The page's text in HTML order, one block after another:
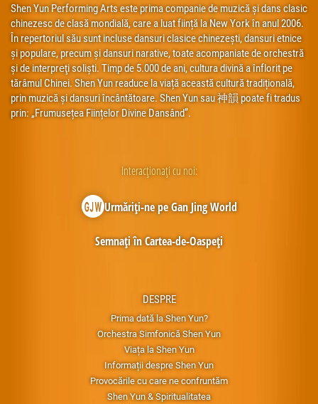
Shen Yun Performing Arts este prima companie de muzică și dans clasic
chinezesc de clasă mondială, care a luat ființă la New York în anul 2006.
În repertoriul său sunt incluse dansuri clasice chinezești, dansuri etnice
și populare, precum și dansuri narative, toate acompaniate de orchestră
și de interpreţi soliști. Timp de 5.000 de ani, cultura divină a înflorit pe
tărâmul Chinei. Shen Yun readuce la viață această cultură tradițională,
prin muzică și dansuri încântătoare. Shen Yun sau 神韻 poate fi tradus
prin: „Frumusețea Ființelor Divine Dansând”.
DESPRE
Prima dată la Shen Yun?
Orchestra Simfonică Shen Yun
Viața la Shen Yun
Informații despre Shen Yun
Provocările cu care ne confruntăm
Shen Yun & Spiritualitatea
Interacționați cu noi:
Urmăriți-ne pe Gan Jing World
Semnați în Cartea-de-Oaspeți